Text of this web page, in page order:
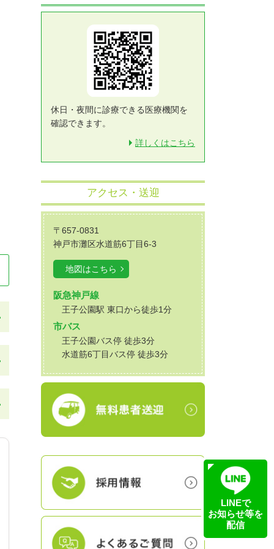
休日・夜間に診療できる医療機関を
確認できます。
詳しくはこちら
アクセス・送迎
〒657-0831
神戸市灘区水道筋6丁目6-3
地図はこちら
阪急神戸線
王子公園駅 東口から徒歩1分
市バス
王子公園バス停 徒歩3分
水道筋6丁目バス停 徒歩3分
LINEで
お知らせ等を
配信